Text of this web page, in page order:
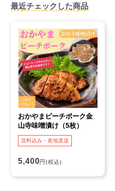
最近チェックした商品
おかやまピーチポーク金
山寺味噌漬け（5枚）
送料込み・産地直送
5,400円(税込)